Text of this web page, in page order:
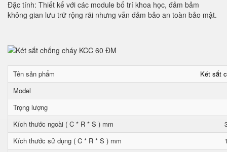
Đặc tính: Thiết kế với các module bố trí khoa học, đảm bảm
không gian lưu trữ rộng rãi nhưng vẫn đảm bảo an toàn bảo mật.
Tên sản phẩm
Két sắt
Model
Trọng lượng
Kích thước ngoài ( C * R * S ) mm
Kích thước sử dụng ( C * R * S ) mm